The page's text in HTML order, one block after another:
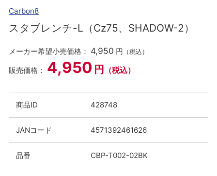
Carbon8
スタブレンチ-L（Cz75、SHADOW-2）
メーカー希望小売価格： 4,950 円 （税込）
販売価格： 4,950 円 （税込）
商品ID 428748
JANコード 4571392461626
品番 CBP-T002-02BK